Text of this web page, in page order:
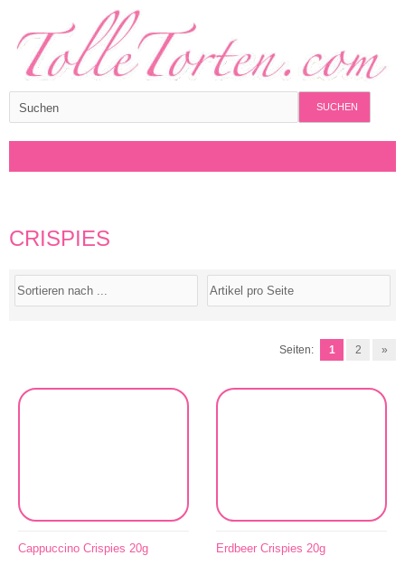
SUCHEN
CRISPIES
Seiten: 1 2 »
Cappuccino Crispies 20g Erdbeer Crispies 20g